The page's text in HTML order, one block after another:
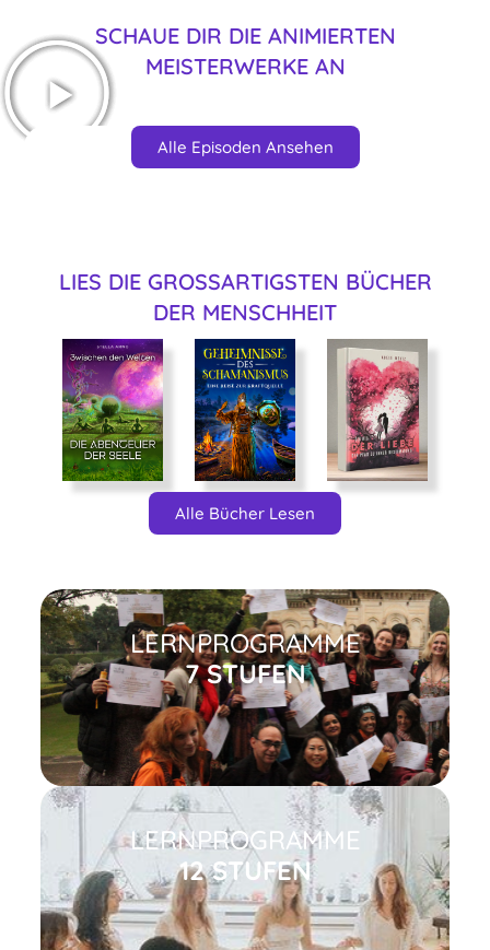
SCHAUE DIR DIE ANIMIERTEN
MEISTERWERKE AN
Alle Episoden Ansehen
LIES DIE GROSSARTIGSTEN BÜCHER D
ER MENSCHHEIT
Alle Bücher Lesen
LERNPROGRAMME
7 STUFEN
LERNPROGRAMME
12 STUFEN